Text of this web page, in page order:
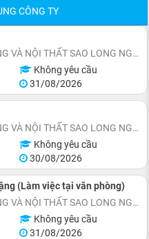
CÔNG TY
CÔNG TY CỔ PHẦN XÂY DỰNG VÀ NỘI THẤT SAO LONG NGUYỄN
Không yêu cầu
31/08/2026
CÔNG TY CỔ PHẦN XÂY DỰNG VÀ NỘI THẤT SAO LONG NGUYỄN
Không yêu cầu
30/08/2026
(Làm việc tại văn phòng)
CÔNG TY CỔ PHẦN XÂY DỰNG VÀ NỘI THẤT SAO LONG NGUYỄN
Không yêu cầu
31/08/2026